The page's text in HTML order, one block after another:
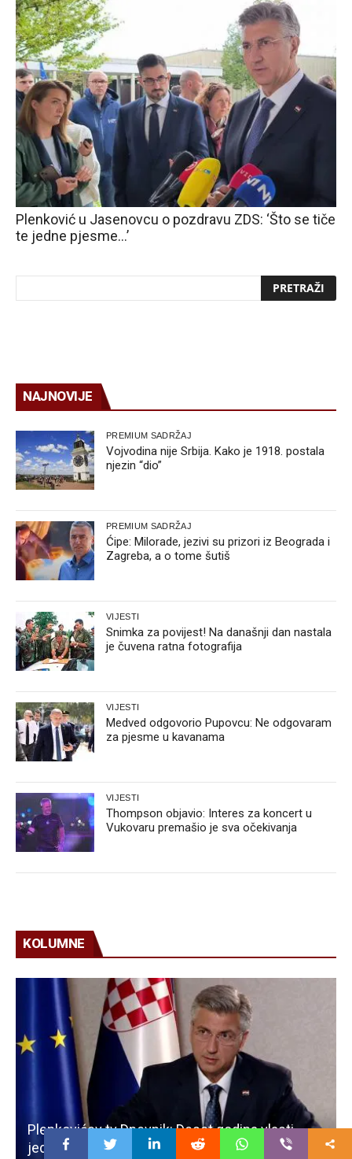
Plenković u Jasenovcu o pozdravu ZDS: ‘Što se tiče
te jedne pjesme…’
NAJNOVIJE
PREMIUM SADRŽAJ
Vojvodina nije Srbija. Kako je 1918. postala
njezin “dio”
PREMIUM SADRŽAJ
Ćipe: Milorade, jezivi su prizori iz Beograda i
Zagreba, a o tome šutiš
VIJESTI
Snimka za povijest! Na današnji dan nastala
je čuvena ratna fotografija
VIJESTI
Medved odgovorio Pupovcu: Ne odgovaram
za pjesme u kavanama
VIJESTI
Thompson objavio: Interes za koncert u
Vukovaru premašio je sva očekivanja
KOLUMNE
Plenkovićev tv Dnevnik: Deset godina vlasti,
jedan intervju – i tsunami mržnje koji ga nije ni